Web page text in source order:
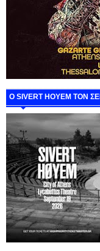
Ο SIVERT HOYEM ΤΟΝ